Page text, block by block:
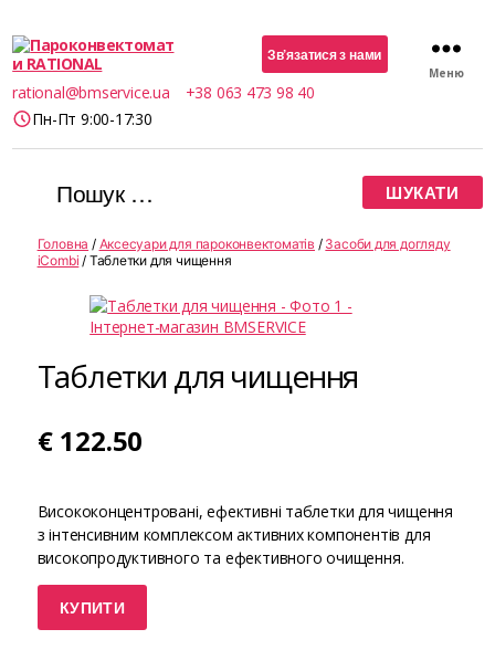
Пароконвектомати
RATIONAL
Зв’язатися з нами
rational@bmservice.ua
+38 063 473 98 40
Пн-Пт 9:00-17:30
Меню
Шукати:
Головна / Аксесуари для пароконвектоматів / Засоби для догляду
iCombi / Таблетки для чищення
Таблетки для чищення
€ 122.50
Висококонцентровані, ефективні таблетки для чищення
з інтенсивним комплексом активних компонентів для
високопродуктивного та ефективного очищення.
КУПИТИ